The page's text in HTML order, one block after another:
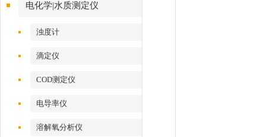
电化学|水质测定仪
浊度计
滴定仪
COD测定仪
电导率仪
溶解氧分析仪